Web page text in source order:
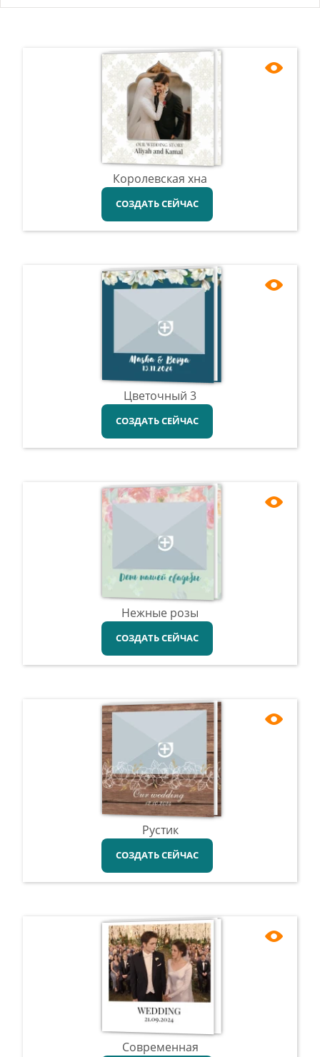
Королевская хна
СОЗДАТЬ СЕЙЧАС
Цветочный 3
СОЗДАТЬ СЕЙЧАС
Нежные розы
СОЗДАТЬ СЕЙЧАС
Рустик
СОЗДАТЬ СЕЙЧАС
Современная